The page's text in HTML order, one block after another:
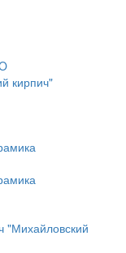
кирпич"
"Михайловский